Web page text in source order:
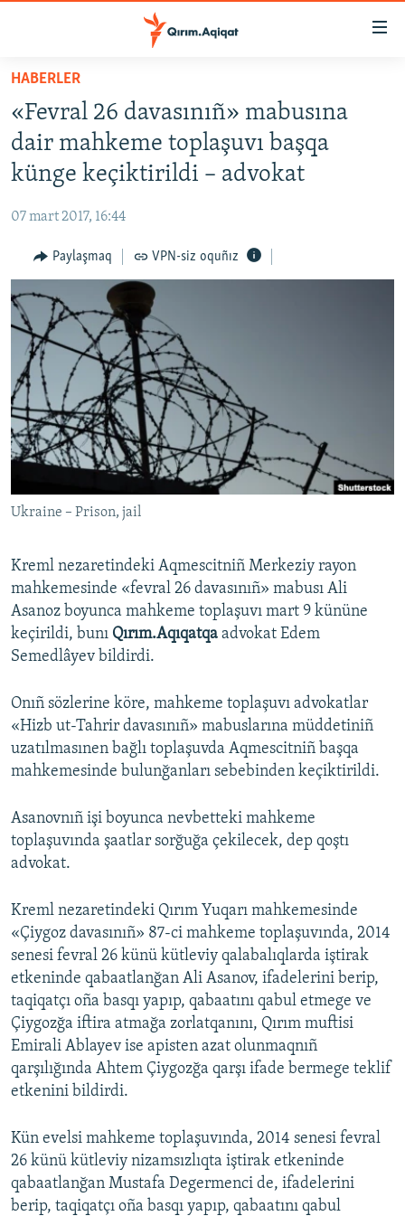
Esas
qaytmaq
Baş
navigatsiyağa
qaytmaq
Qıdıruvğa
HABERLER
SİYASET
İQTİSADİYAT
MEDENİYET
İNSAN AQLARI
VİDEO
SÜRET
BLOGLAR
FİKİR
Русский
Українською
QOŞULIÑIZ!
RFE/RS bütün saytları
HABERLER
«Fevral 26 davasınıñ» mabusına
dair mahkeme toplaşuvı başqa
künge keçiktirildi – advokat
07 mart 2017, 16:44
Paylaşmaq VPN-siz oquñız
Ukraine – Prison, jail
Kreml nezaretindeki Aqmescitniñ Merkeziy rayon
mahkemesinde «fevral 26 davasınıñ» mabusı Ali
Asanoz boyunca mahkeme toplaşuvı mart 9 kününe
keçirildi, bunı Qırım.Aqıqatqa advokat Edem
Semedlâyev bildirdi.
Onıñ sözlerine köre, mahkeme toplaşuvı advokatlar
«Hizb ut-Tahrir davasınıñ» mabuslarına müddetiniñ
uzatılmasınen bağlı toplaşuvda Aqmescitniñ başqa
mahkemesinde bulunğanları sebebinden keçiktirildi.
Asanovnıñ işi boyunca nevbetteki mahkeme
toplaşuvında şaatlar sorğuğa çekilecek, dep qoştı
advokat.
Kreml nezaretindeki Qırım Yuqarı mahkemesinde
«Çiygoz davasınıñ» 87-ci mahkeme toplaşuvında, 2014
senesi fevral 26 künü kütleviy qalabalıqlarda iştirak
etkeninde qabaatlanğan Ali Asanov, ifadelerini berip,
taqiqatçı oña basqı yapıp, qabaatını qabul etmege ve
Çiygozğa iftira atmağa zorlatqanını, Qırım muftisi
Emirali Ablayev ise apisten azat olunmaqnıñ
qarşılığında Ahtem Çiygozğa qarşı ifade bermege teklif
etkenini bildirdi.
Kün evelsi mahkeme toplaşuvında, 2014 senesi fevral
26 künü kütleviy nizamsızlıqta iştirak etkeninde
qabaatlanğan Mustafa Degermenci de, ifadelerini
berip, taqiqatçı oña basqı yapıp, qabaatını qabul